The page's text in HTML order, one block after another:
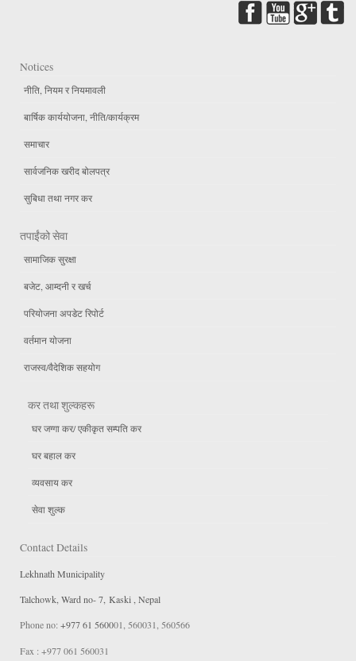
Notices
नीति, नियम र नियमावली
बार्षिक कार्ययोजना, नीति/कार्यक्रम
समाचार
सार्वजनिक खरीद बोलपत्र
सुबिधा तथा नगर कर
तपाईंको सेवा
सामाजिक सुरक्षा
बजेट, आम्दनी र खर्च
परियोजना अपडेट रिपोर्ट
वर्तमान योजना
राजस्व/वैदेशिक सहयोग
कर तथा शुल्कहरू
घर जग्गा कर/ एकीकृत सम्पति कर
घर बहाल कर
व्यवसाय कर
सेवा शुल्क
Contact Details
Lekhnath Municipality
Talchowk, Ward no- 7, Kaski , Nepal
Phone no: +977 61 560001, 560031, 560566
Fax : +977 061 560031